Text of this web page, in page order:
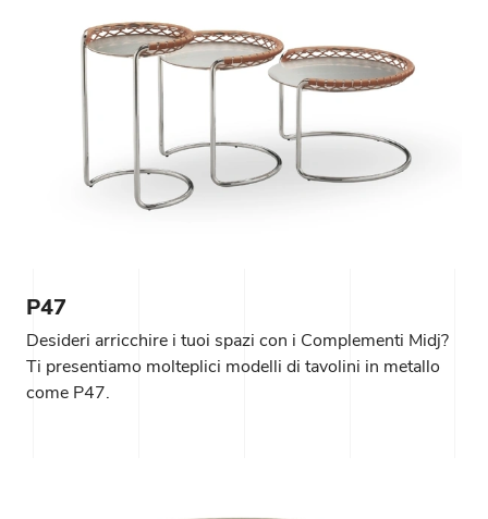
P47
Desideri arricchire i tuoi spazi con i Complementi Midj?
Ti presentiamo molteplici modelli di tavolini in metallo
come P47.